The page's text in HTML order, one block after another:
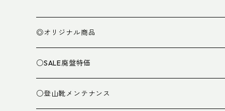
◎オリジナル商品
○SALE廃盤特価
○登山靴メンテナンス